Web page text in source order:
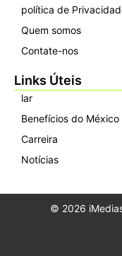
política de
Quem somos
Contate-nos
Links Úteis
lar
Benefícios do México
Carreira
Notícias
© 2026